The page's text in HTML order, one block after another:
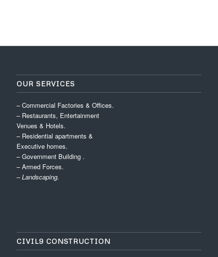
OUR SERVICES
– Commercial Factories & Offices.
– Restaurants, Entertainment
Venues & Hotels.
– Residential apartments &
Executive homes.
– Government Building .
– Armed Forces.
– Landscaping.
CIVIL9 CONSTRUCTION